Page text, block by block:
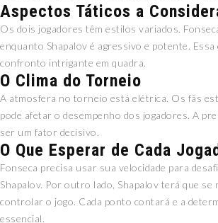
Aspectos Táticos a
Os dois jogadores têm estilos variados.
enquanto Shapalov é agressivo e potente.
confronto intrigante em quadra.
O Clima do Torneio
A atmosfera no torneio está elétrica. Os fãs
pode afetar o desempenho dos jogadores. A
ser um fator decisivo.
O Que Esperar de Cada
Fonseca precisa usar sua velocidade para
Shapalov. Por outro lado, Shapalov terá que se
controlar o jogo. Cada ponto contará e a
essencial.